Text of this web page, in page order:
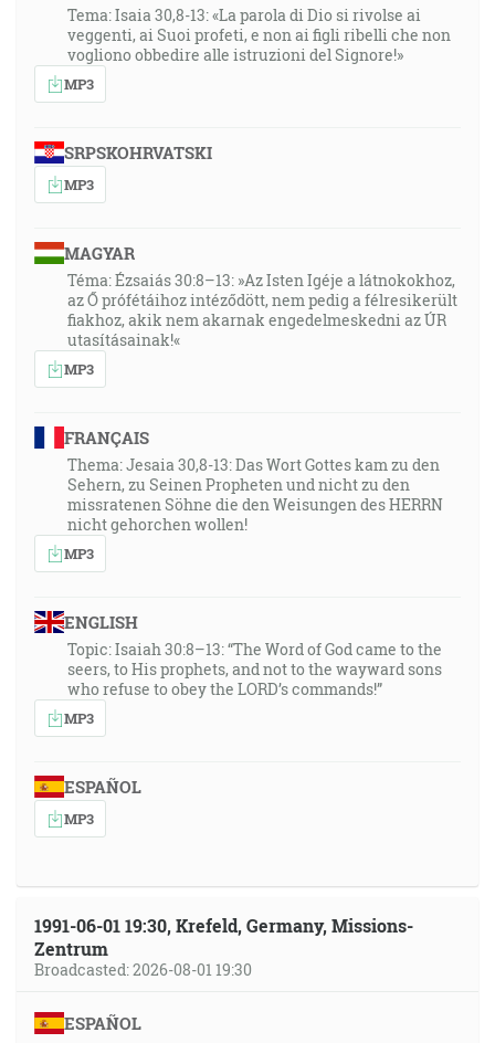
Tema: Isaia 30,8-13: «La parola di Dio si rivolse ai
veggenti, ai Suoi profeti, e non ai figli ribelli che non
vogliono obbedire alle istruzioni del Signore!»
MP3
SRPSKOHRVATSKI
MP3
MAGYAR
Téma: Ézsaiás 30:8–13: »Az Isten Igéje a látnokokhoz,
az Ő prófétáihoz intéződött, nem pedig a félresikerült
fiakhoz, akik nem akarnak engedelmeskedni az ÚR
utasításainak!«
MP3
FRANÇAIS
Thema: Jesaia 30,8-13: Das Wort Gottes kam zu den
Sehern, zu Seinen Propheten und nicht zu den
missratenen Söhne die den Weisungen des HERRN
nicht gehorchen wollen!
MP3
ENGLISH
Topic: Isaiah 30:8–13: “The Word of God came to the
seers, to His prophets, and not to the wayward sons
who refuse to obey the LORD’s commands!”
MP3
ESPAÑOL
MP3
1991-06-01 19:30, Krefeld, Germany, Missions-
Zentrum
Broadcasted: 2026-08-01 19:30
ESPAÑOL